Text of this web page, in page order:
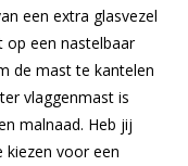
een extra glasvezel
op een nastelbaar
de mast te kantelen
vlaggenmast is
malnaad. Heb jij
kiezen voor een